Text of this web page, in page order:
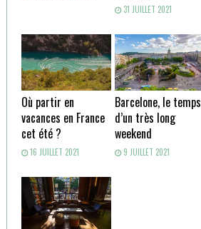
31 JUILLET 2021
Où partir en
vacances en France
cet été ?
16 JUILLET 2021
Barcelone, le temps
d’un très long
weekend
9 JUILLET 2021